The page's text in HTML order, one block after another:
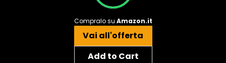
Compralo su Amazon.it
Vai all'offerta
Add to Cart